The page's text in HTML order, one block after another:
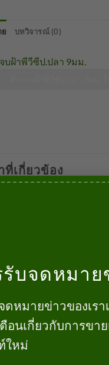
บจดหมาย
ดหมายข่าวของเรา
อนเกี่ยวกับการขา
ใหม่
บทวิจารณ์ (0)
ที่เกี่ยวข้อง
ซีPU12 ใช้กับฝ้าขนา
าว 2เมตร
บาท
ตะกร้า
ตัวเ